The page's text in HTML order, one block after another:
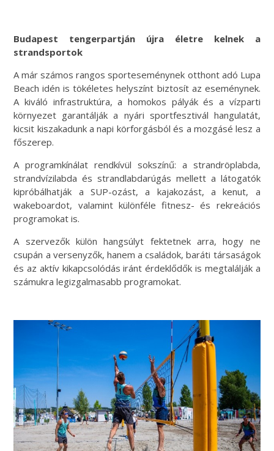
Budapest tengerpartján újra életre kelnek a
strandsportok
A már számos rangos sporteseménynek otthont adó Lupa
Beach idén is tökéletes helyszínt biztosít az eseménynek.
A kiváló infrastruktúra, a homokos pályák és a vízparti
környezet garantálják a nyári sportfesztivál hangulatát,
kicsit kiszakadunk a napi körforgásból és a mozgásé lesz a
főszerep.
A programkínálat rendkívül sokszínű: a strandröplabda,
strandvízilabda és strandlabdarúgás mellett a látogatók
kipróbálhatják a SUP-ozást, a kajakozást, a kenut, a
wakeboardot, valamint különféle fitnesz- és rekreációs
programokat is.
A szervezők külön hangsúlyt fektetnek arra, hogy ne
csupán a versenyzők, hanem a családok, baráti társaságok
és az aktív kikapcsolódás iránt érdeklődők is megtalálják a
számukra legizgalmasabb programokat.